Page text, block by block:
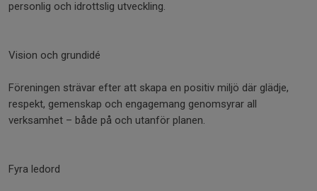
personlig och idrottslig utveckling.
Vision och grundidé
Föreningen strävar efter att skapa en positiv miljö där glädje,
respekt, gemenskap och engagemang genomsyrar all
verksamhet – både på och utanför planen.
Fyra ledord